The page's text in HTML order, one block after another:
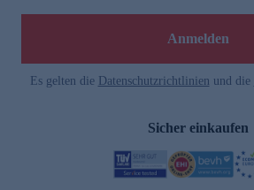
Anmelden
Es gelten die Datenschutzrichtlinien und die
Sicher einkaufen